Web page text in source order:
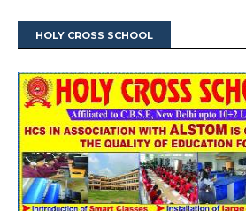
HOLY CROSS SCHOOL